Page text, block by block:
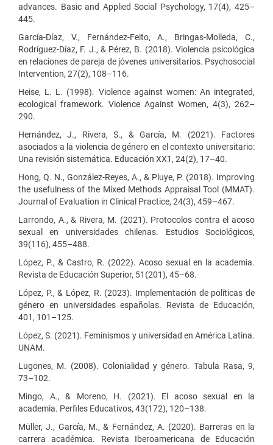
advances. Basic and Applied Social Psychology, 17(4), 425–
445.
García-Díaz, V., Fernández-Feito, A., Bringas-Molleda, C.,
Rodríguez-Díaz, F. J., & Pérez, B. (2018). Violencia psicológica
en relaciones de pareja de jóvenes universitarios. Psychosocial
Intervention, 27(2), 108–116.
Heise, L. L. (1998). Violence against women: An integrated,
ecological framework. Violence Against Women, 4(3), 262–
290.
Hernández, J., Rivera, S., & García, M. (2021). Factores
asociados a la violencia de género en el contexto universitario:
Una revisión sistemática. Educación XX1, 24(2), 17–40.
Hong, Q. N., González-Reyes, A., & Pluye, P. (2018). Improving
the usefulness of the Mixed Methods Appraisal Tool (MMAT).
Journal of Evaluation in Clinical Practice, 24(3), 459–467.
Larrondo, A., & Rivera, M. (2021). Protocolos contra el acoso
sexual en universidades chilenas. Estudios Sociológicos,
39(116), 455–488.
López, P., & Castro, R. (2022). Acoso sexual en la academia.
Revista de Educación Superior, 51(201), 45–68.
López, P., & López, R. (2023). Implementación de políticas de
género en universidades españolas. Revista de Educación,
401, 101–125.
López, S. (2021). Feminismos y universidad en América Latina.
UNAM.
Lugones, M. (2008). Colonialidad y género. Tabula Rasa, 9,
73–102.
Mingo, A., & Moreno, H. (2021). El acoso sexual en la
academia. Perfiles Educativos, 43(172), 120–138.
Müller, J., García, M., & Fernández, A. (2020). Barreras en la
carrera académica. Revista Iberoamericana de Educación